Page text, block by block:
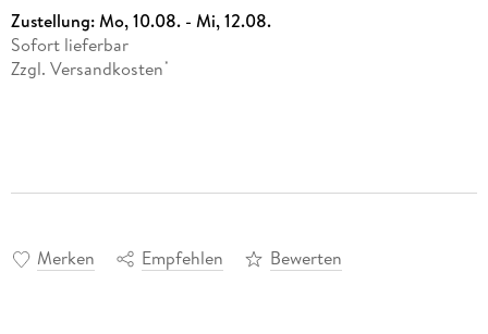
Zustellung:Mo, 10.08. - Mi, 12.08.
Sofort lieferbar
Zzgl. Versandkosten *
Merken Empfehlen Bewerten